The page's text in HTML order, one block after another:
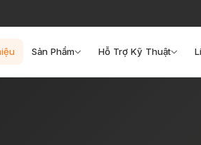
Sản Phẩm Hỗ Trợ Kỹ Thuật